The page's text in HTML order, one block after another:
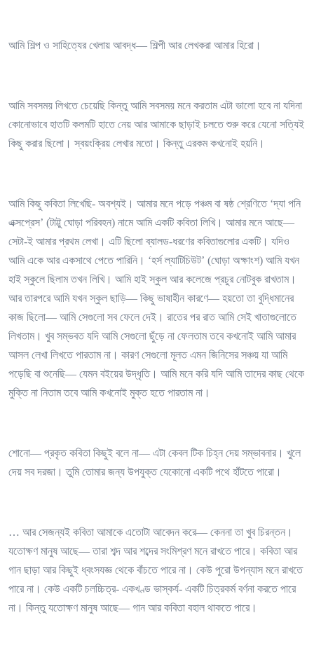
আমি শিল্প ও সাহিত্যের খেলায় আবদ্ধ— শিল্পী আর লেখকরা আমার হিরো।
আমি সবসময় লিখতে চেয়েছি কিন্তু আমি সবসময় মনে করতাম এটা ভালো হবে না যদিনা
কোনোভাবে হাতটি কলমটি হাতে নেয় আর আমাকে ছাড়াই চলতে শুরু করে যেনো সত্যিই
কিছু করার ছিলো। স্বয়ংক্রিয় লেখার মতো। কিন্তু এরকম কখনোই হয়নি।
আমি কিছু কবিতা লিখেছি- অবশ্যই। আমার মনে পড়ে পঞ্চম বা ষষ্ঠ শ্রেণিতে ‘দ্যা পনি
এক্সপ্রেস’ (টাট্টু ঘোড়া পরিবহন) নামে আমি একটি কবিতা লিখি। আমার মনে আছে—
সেটা-ই আমার প্রথম লেখা। এটি ছিলো ব্যালড-ধরণের কবিতাগুলোর একটি। যদিও
আমি একে আর একসাথে পেতে পারিনি। ‘হর্স ল্যাটিচিউট’ (ঘোড়া অক্ষাংশ) আমি যখন
হাই স্কুলে ছিলাম তখন লিখি। আমি হাই স্কুল আর কলেজে প্রচুর নোটবুক রাখতাম।
আর তারপরে আমি যখন স্কুল ছাড়ি— কিছু ভাষাহীন কারণে— হয়তো তা বুদ্ধিমানের
কাজ ছিলো— আমি সেগুলো সব ফেলে দেই। রাতের পর রাত আমি সেই খাতাগুলোতে
লিখতাম। খুব সম্ভবত যদি আমি সেগুলো ছুঁড়ে না ফেলতাম তবে কখনোই আমি আমার
আসল লেখা লিখতে পারতাম না। কারণ সেগুলো মূলত এমন জিনিসের সঞ্চয় যা আমি
পড়েছি বা শুনেছি— যেমন বইয়ের উদ্ধৃতি। আমি মনে করি যদি আমি তাদের কাছ থেকে
মুক্তি না নিতাম তবে আমি কখনোই মুক্ত হতে পারতাম না।
শোনো— প্রকৃত কবিতা কিছুই বলে না— এটা কেবল টিক চিহ্ন দেয় সম্ভাবনার। খুলে
দেয় সব দরজা। তুমি তোমার জন্য উপযুক্ত যেকোনো একটি পথে হাঁটতে পারো।
… আর সেজন্যই কবিতা আমাকে এতোটা আবেদন করে— কেননা তা খুব চিরন্তন।
যতোক্ষণ মানুষ আছে— তারা শব্দ আর শব্দের সংমিশ্রণ মনে রাখতে পারে। কবিতা আর
গান ছাড়া আর কিছুই ধ্বংসযজ্ঞ থেকে বাঁচতে পারে না। কেউ পুরো উপন্যাস মনে রাখতে
পারে না। কেউ একটি চলচ্চিত্র- একখণ্ড ভাস্কর্য- একটি চিত্রকর্ম বর্ণনা করতে পারে
না। কিন্তু যতোক্ষণ মানুষ আছে— গান আর কবিতা বহাল থাকতে পারে।